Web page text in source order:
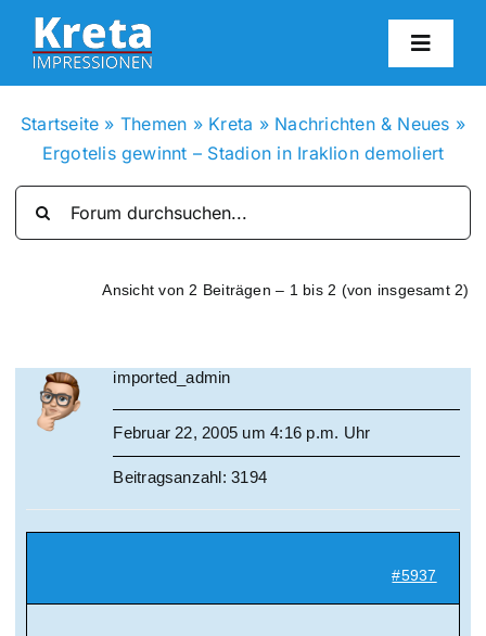
Zum
Inhalt
springen
Suche
Startseite » Themen » Kreta » Nachrichten & Neues »
Ergotelis gewinnt – Stadion in Iraklion demoliert
Ansicht von 2 Beiträgen – 1 bis 2 (von insgesamt 2)
imported_admin
Februar 22, 2005 um 4:16 p.m. Uhr
Beitragsanzahl: 3194
#5937